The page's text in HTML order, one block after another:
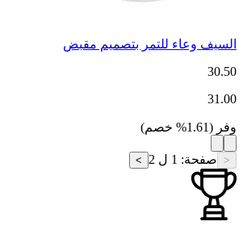
السيف وعاء للتمر بتصميم مقبض
30.50
31.00
وفر (
1.61
% خصم)
< صفحة: 1 ل 2 >